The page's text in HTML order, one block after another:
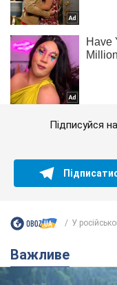
Підписуйся
У
Важливе